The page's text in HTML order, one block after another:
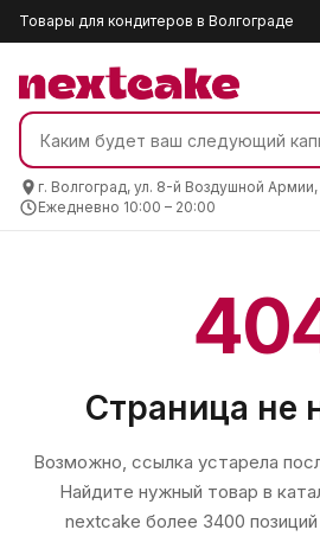
Товары для кондитеров в Волгограде
г. Волгоград, ул. 8-й Воздушной Армии,
Ежедневно 10:00 – 20:00
Страница не
Возможно, ссылка устарела
Найдите нужный товар в
nextcake более 3400